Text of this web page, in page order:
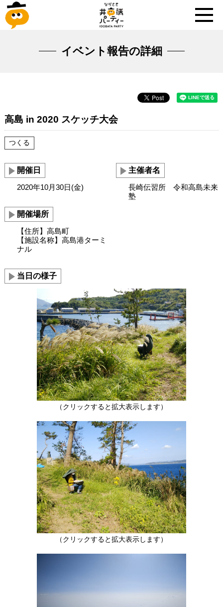
イベント報告の詳細
高島 in 2020 スケッチ大会
つくる
開催日
2020年10月30日(金)
開催場所
【住所】高島町
【施設名称】高島港ターミ
ナル
主催者名
長崎伝習所 令和高島未来
塾
当日の様子
（クリックすると拡大表示します）
（クリックすると拡大表示します）